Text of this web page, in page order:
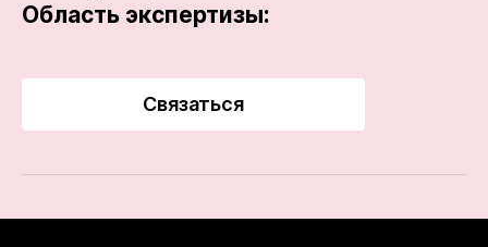
Область экспертизы:
Связаться